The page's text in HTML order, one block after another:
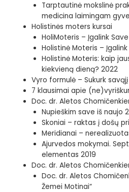
Tarptautinė mokslinė
medicina laimingam
Holistinės moters kursai
HoliMoteris – Įgalink
Holistinė Moteris –
Holistinė Moteris: kaip
kiekvieną dieną? 2022
Vyro formulė – Sukurk
7 klausimai apie
Doc. dr. Aletos
Nupieškim save iš naujo
Skoniai – raktas į došų
Meridianai –
Ajurvedos mokymai.
elementas 2019
Doc. dr. Aletos
Doc. dr. Aletos
Žemei Motinai“